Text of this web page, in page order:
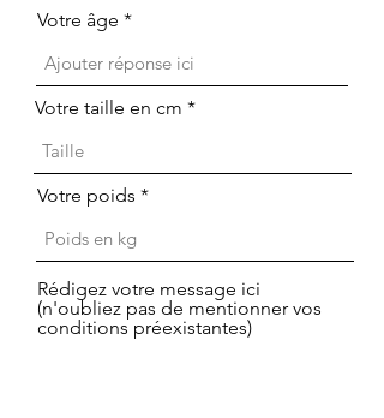
Votre âge
Votre taille en cm
Votre poids
Rédigez votre message ici
(n'oubliez pas de mentionner vos
conditions préexistantes)